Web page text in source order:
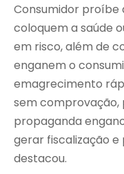
Consumidor proíbe
coloquem a saúde
em risco, além de
enganem o
emagrecimento
sem comprovação,
propaganda
gerar fiscalização e
destacou.